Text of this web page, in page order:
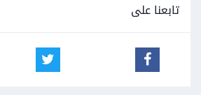
تابعنا على